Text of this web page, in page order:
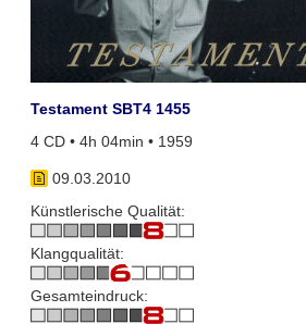
Testament SBT4 1455
4 CD • 4h 04min • 1959
09.03.2010
Künstlerische Qualität:
Klangqualität:
Gesamteindruck: